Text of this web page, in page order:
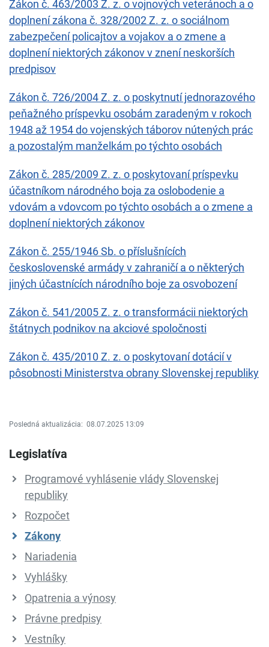
Zákon č. 463/2003 Z. z. o vojnových veteránoch a o
doplnení zákona č. 328/2002 Z. z. o sociálnom
zabezpečení policajtov a vojakov a o zmene a
doplnení niektorých zákonov v znení neskorších
predpisov
Zákon č. 726/2004 Z. z. o poskytnutí jednorazového
peňažného príspevku osobám zaradeným v rokoch
1948 až 1954 do vojenských táborov nútených prác
a pozostalým manželkám po týchto osobách
Zákon č. 285/2009 Z. z. o poskytovaní príspevku
účastníkom národného boja za oslobodenie a
vdovám a vdovcom po týchto osobách a o zmene a
doplnení niektorých zákonov
Zákon č. 255/1946 Sb. o příslušnících
československé armády v zahraničí a o některých
jiných účastnících národního boje za osvobození
Zákon č. 541/2005 Z. z. o transformácii niektorých
štátnych podnikov na akciové spoločnosti
Zákon č. 435/2010 Z. z. o poskytovaní dotácií v
pôsobnosti Ministerstva obrany Slovenskej republiky
Posledná aktualizácia: 08.07.2025 13:09
Legislatíva
Programové vyhlásenie vlády Slovenskej
republiky
Rozpočet
Zákony
Nariadenia
Vyhlášky
Opatrenia a výnosy
Právne predpisy
Vestníky